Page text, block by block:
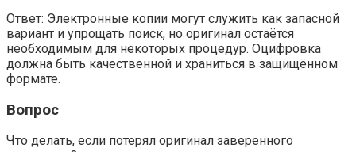
Ответ: Электронные копии могут служить как запасной
вариант и упрощать поиск, но оригинал остаётся
необходимым для некоторых процедур. Оцифровка
должна быть качественной и храниться в защищённом
формате.
Вопрос
Что делать, если потерял оригинал заверенного